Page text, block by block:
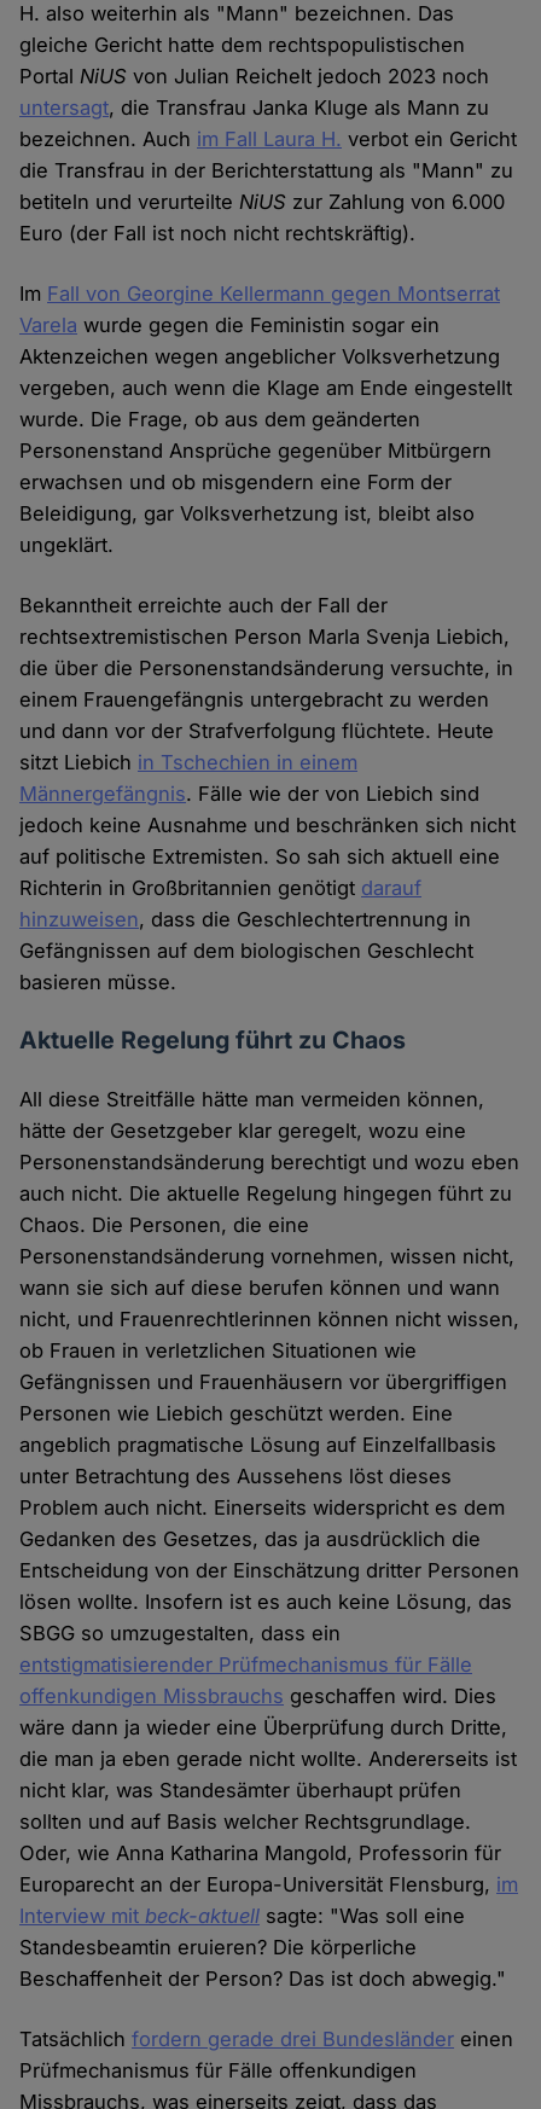
H. also weiterhin als "Mann" bezeichnen. Das
gleiche Gericht hatte dem rechtspopulistischen
Portal NiUSvon Julian Reichelt jedoch 2023 noch
untersagt, die Transfrau Janka Kluge als Mann zu
bezeichnen. Auch im Fall Laura H. verbot ein Gericht
die Transfrau in der Berichterstattung als "Mann" zu
betiteln und verurteilte NiUS zur Zahlung von 6.000
Euro (der Fall ist noch nicht rechtskräftig).
Im Fall von Georgine Kellermann gegen Montserrat
Varela wurde gegen die Feministin sogar ein
Aktenzeichen wegen angeblicher Volksverhetzung
vergeben, auch wenn die Klage am Ende eingestellt
wurde. Die Frage, ob aus dem geänderten
Personenstand Ansprüche gegenüber Mitbürgern
erwachsen und ob misgendern eine Form der
Beleidigung, gar Volksverhetzung ist, bleibt also
ungeklärt.
Bekanntheit erreichte auch der Fall der
rechtsextremistischen Person Marla Svenja Liebich,
die über die Personenstandsänderung versuchte, in
einem Frauengefängnis untergebracht zu werden
und dann vor der Strafverfolgung flüchtete. Heute
sitzt Liebich in Tschechien in einem
Männergefängnis. Fälle wie der von Liebich sind
jedoch keine Ausnahme und beschränken sich nicht
auf politische Extremisten. So sah sich aktuell eine
Richterin in Großbritannien genötigt darauf
hinzuweisen, dass die Geschlechtertrennung in
Gefängnissen auf dem biologischen Geschlecht
basieren müsse.
Aktuelle Regelung führt zu Chaos
All diese Streitfälle hätte man vermeiden können,
hätte der Gesetzgeber klar geregelt, wozu eine
Personenstandsänderung berechtigt und wozu eben
auch nicht. Die aktuelle Regelung hingegen führt zu
Chaos. Die Personen, die eine
Personenstandsänderung vornehmen, wissen nicht,
wann sie sich auf diese berufen können und wann
nicht, und Frauenrechtlerinnen können nicht wissen,
ob Frauen in verletzlichen Situationen wie
Gefängnissen und Frauenhäusern vor übergriffigen
Personen wie Liebich geschützt werden. Eine
angeblich pragmatische Lösung auf Einzelfallbasis
unter Betrachtung des Aussehens löst dieses
Problem auch nicht. Einerseits widerspricht es dem
Gedanken des Gesetzes, das ja ausdrücklich die
Entscheidung von der Einschätzung dritter Personen
lösen wollte. Insofern ist es auch keine Lösung, das
SBGG so umzugestalten, dass ein
entstigmatisierender Prüfmechanismus für Fälle
offenkundigen Missbrauchs geschaffen wird. Dies
wäre dann ja wieder eine Überprüfung durch Dritte,
die man ja eben gerade nicht wollte. Andererseits ist
nicht klar, was Standesämter überhaupt prüfen
sollten und auf Basis welcher Rechtsgrundlage.
Oder, wie Anna Katharina Mangold, Professorin für
Europarecht an der Europa-Universität Flensburg, im
Interview mit beck-aktuell sagte: "Was soll eine
Standesbeamtin eruieren? Die körperliche
Beschaffenheit der Person? Das ist doch abwegig."
Tatsächlichfordern gerade drei Bundesländer einen
Prüfmechanismus für Fälle offenkundigen
Missbrauchs, was einerseits zeigt, dass das